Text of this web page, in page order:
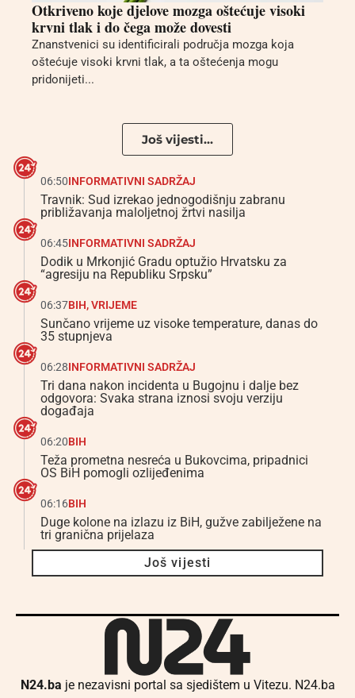
Otkriveno koje djelove mozga oštećuje visoki
krvni tlak i do čega može dovesti
Znanstvenici su identificirali područja mozga koja
oštećuje visoki krvni tlak, a ta oštećenja mogu
pridonijeti...
Još vijesti...
06:50INFORMATIVNI SADRŽAJ
Travnik: Sud izrekao jednogodišnju zabranu
približavanja maloljetnoj žrtvi nasilja
06:45INFORMATIVNI SADRŽAJ
Dodik u Mrkonjić Gradu optužio Hrvatsku za
“agresiju na Republiku Srpsku”
06:37BIH,VRIJEME
Sunčano vrijeme uz visoke temperature, danas do
35 stupnjeva
06:28INFORMATIVNI SADRŽAJ
Tri dana nakon incidenta u Bugojnu i dalje bez
odgovora: Svaka strana iznosi svoju verziju
događaja
06:20BIH
Teža prometna nesreća u Bukovcima, pripadnici
OS BiH pomogli ozlijeđenima
06:16BIH
Duge kolone na izlazu iz BiH, gužve zabilježene na
tri granična prijelaza
Još vijesti
N24.ba je nezavisni portal sa sjedištem u Vitezu. N24.ba